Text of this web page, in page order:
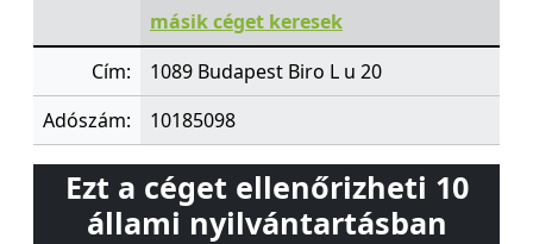
másik céget keresek
Cím:
1089 Budapest Biro L u 20
Adószám:
10185098
Ezt a céget ellenőrizheti 10
állami nyilvántartásban